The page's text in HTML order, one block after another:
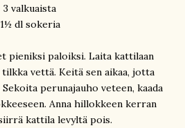
3 valkuaista
1½ dl sokeria
pieniksi paloiksi. Laita kattilaan
vettä. Keitä sen aikaa, jotta
perunajauho veteen, kaada
Anna hillokkeen kerran
kattila levyltä pois.